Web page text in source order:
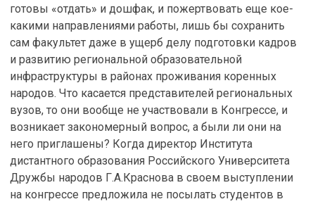
готовы «отдать» и дошфак, и пожертвовать еще кое-
какими направлениями работы, лишь бы сохранить
сам факультет даже в ущерб делу подготовки кадров
и развитию региональной образовательной
инфраструктуры в районах проживания коренных
народов. Что касается представителей региональных
вузов, то они вообще не участвовали в Конгрессе, и
возникает закономерный вопрос, а были ли они на
него приглашены? Когда директор Института
дистантного образования Российского Университета
Дружбы народов Г.А.Краснова в своем выступлении
на конгрессе предложила не посылать студентов в